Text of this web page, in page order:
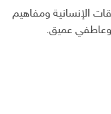
الإنسانية ومفاهيم
عميق.